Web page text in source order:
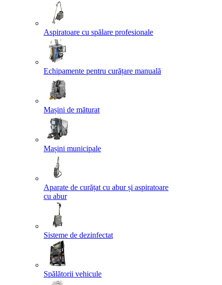
Aspiratoare cu spălare profesionale
Echipamente pentru curățare manuală
Mașini de măturat
Mașini municipale
Aparate de curățat cu abur și aspiratoare
cu abur
Sisteme de dezinfectat
Spălătorii vehicule